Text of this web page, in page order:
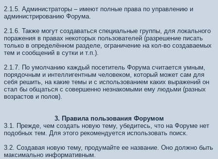
2.1.5. Администраторы – имеют полные права по управлению и
администрированию Форума.
2.1.6. Также могут создаваться специальные группы, для локального
поражения в правах некоторых пользователей (разрешение писать
только в определённом разделе, ограничение на кол-во создаваемых
тем и сообщений в сутки и т.п.).
2.1.7. По умолчанию каждый посетитель Форума считается умным,
порядочным и интеллигентным человеком, который может сам для
себя решить, на какие темы и с использованием каких выражений он
стал бы общаться с совершенно незнакомыми ему людьми (разных
возрастов и полов).
3. Правила пользования Форумом
3.1. Прежде, чем создать новую тему, убедитесь, что на Форуме нет
подобных тем. Для этого рекомендуется использовать поиск.
3.2. Создавая новую тему, продумайте ее название. Оно должно быть
максимально информативным.